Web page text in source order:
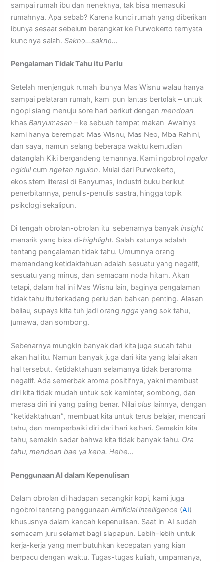
sampai rumah ibu dan neneknya, tak bisa memasuki
rumahnya. Apa sebab? Karena kunci rumah yang diberikan
ibunya sesaat sebelum berangkat ke Purwokerto ternyata
kuncinya salah.Sakno…sakno…
Pengalaman Tidak Tahu itu Perlu
Setelah menjenguk rumah ibunya Mas Wisnu walau hanya
sampai pelataran rumah, kami pun lantas bertolak – untuk
ngopi siang menuju sore hari berikut denganmendoan
khas Banyumasan – ke sebuah tempat makan. Awalnya
kami hanya berempat: Mas Wisnu, Mas Neo, Mba Rahmi,
dan saya, namun selang beberapa waktu kemudian
datanglah Kiki bergandeng temannya. Kami ngobrolngalor
ngidulcumngetan ngulon. Mulai dari Purwokerto,
ekosistem literasi di Banyumas, industri buku berikut
penerbitannya, penulis-penulis sastra, hingga topik
psikologi sekalipun.
Di tengah obrolan-obrolan itu, sebenarnya banyakinsight
menarik yang bisa di-highlight. Salah satunya adalah
tentang pengalaman tidak tahu. Umumnya orang
memandang ketidaktahuan adalah sesuatu yang negatif,
sesuatu yang minus, dan semacam noda hitam. Akan
tetapi, dalam hal ini Mas Wisnu lain, baginya pengalaman
tidak tahu itu terkadang perlu dan bahkan penting. Alasan
beliau, supaya kita tuh jadi orangngga yang sok tahu,
jumawa, dan sombong.
Sebenarnya mungkin banyak dari kita juga sudah tahu
akan hal itu. Namun banyak juga dari kita yang lalai akan
hal tersebut. Ketidaktahuan selamanya tidak beraroma
negatif. Ada semerbak aroma positifnya, yakni membuat
diri kita tidak mudah untuk sok keminter, sombong, dan
merasa diri ini yang paling benar. Nilaiplus lainnya, dengan
“ketidaktahuan”, membuat kita untuk terus belajar, mencari
tahu, dan memperbaiki diri dari hari ke hari. Semakin kita
tahu, semakin sadar bahwa kita tidak banyak tahu. Ora
tahu, mendoan bae ya kena. Hehe…
Penggunaan AI dalam Kepenulisan
Dalam obrolan di hadapan secangkir kopi, kami juga
ngobrol tentang penggunaanArtificial intelligence (AI)
khususnya dalam kancah kepenulisan. Saat ini AI sudah
semacam juru selamat bagi siapapun. Lebih-lebih untuk
kerja-kerja yang membutuhkan kecepatan yang kian
berpacu dengan waktu. Tugas-tugas kuliah, umpamanya,